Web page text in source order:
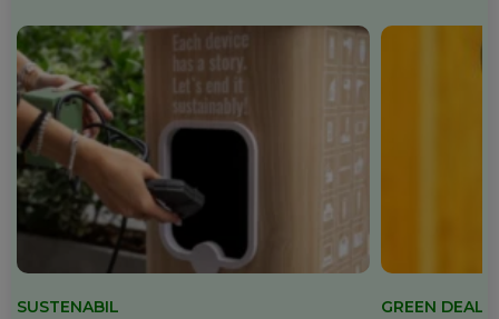
SUSTENABIL GREEN DEAL